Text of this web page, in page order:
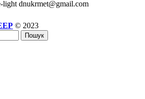
dnukrmet@gmail.com
© 2023
Пошук